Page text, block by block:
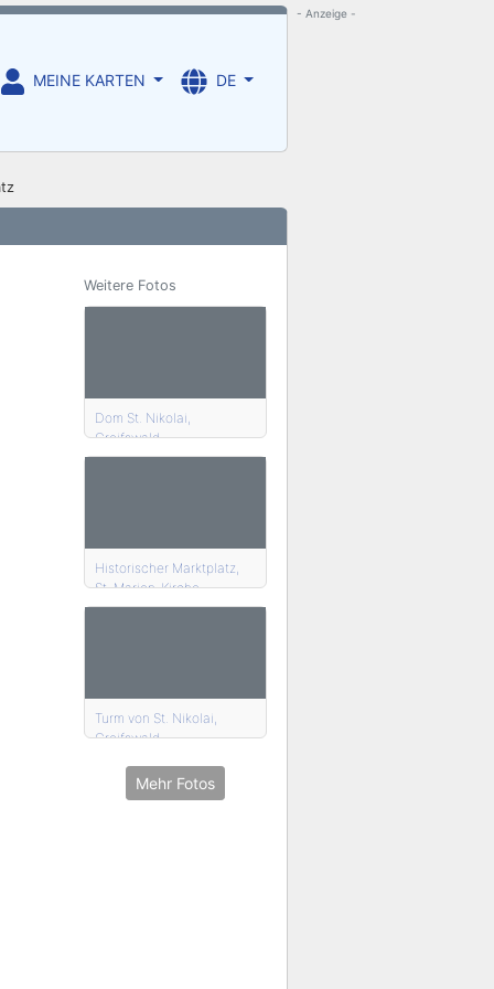
MEINE KARTEN DE
Weitere Fotos
Dom St. Nikolai,
Greifswald
Historischer Marktplatz,
St. Marien-Kirche,
Greifswald
Turm von St. Nikolai,
Greifswald
Mehr Fotos
- Anzeige -